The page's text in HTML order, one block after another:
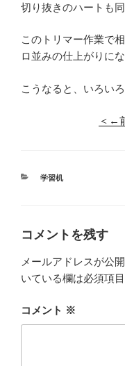
切り抜きのハートも
このトリマー作業で
ロ並みの仕上がりにな
こうなると、いろい
＜←
カ
学習机
コメントを残す
メールアドレスが公
いている欄は必須項
コメント ※